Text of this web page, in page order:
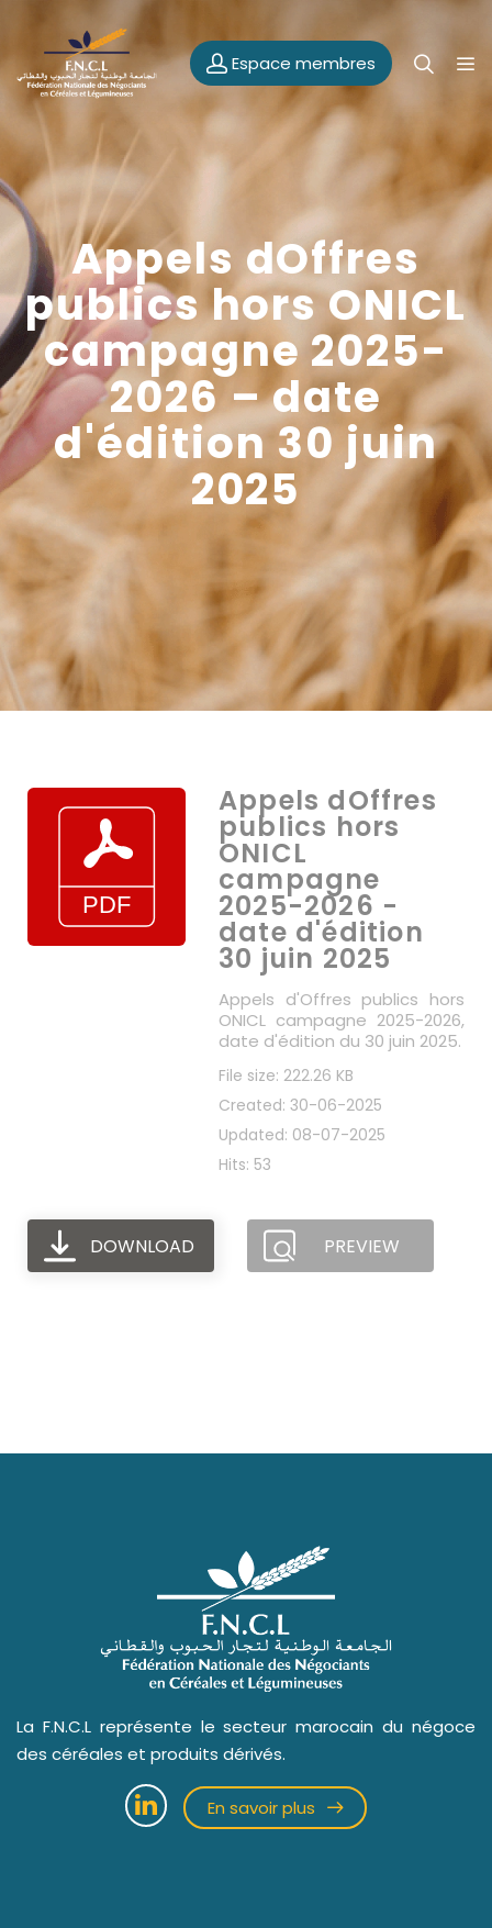
Espace membres
Appels dOffres
publics hors ONICL
campagne 2025-
2026 – date
d'édition 30 juin
2025
Appels dOffres
publics hors
ONICL
campagne
2025-2026 -
date d'édition
30 juin 2025
Appels d'Offres publics hors
ONICL campagne 2025-2026,
date d'édition du 30 juin 2025.
File size: 222.26 KB
Created: 30-06-2025
Updated: 08-07-2025
Hits: 53
DOWNLOAD PREVIEW
La F.N.C.L représente le secteur marocain du négoce
des céréales et produits dérivés.
En savoir plus